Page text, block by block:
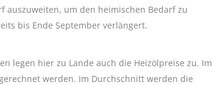
auszuweiten, um den heimischen Bedarf zu
bis Ende September verlängert.
legen hier zu Lande auch die Heizölpreise zu. Im
werden. Im Durchschnitt werden die